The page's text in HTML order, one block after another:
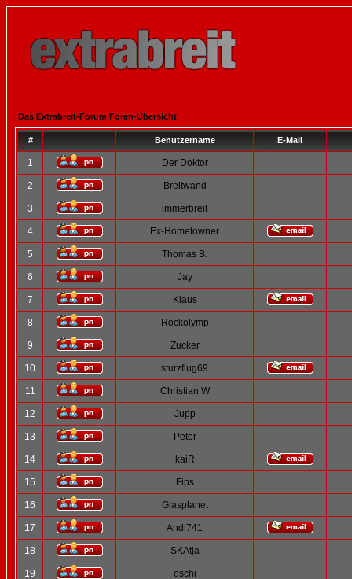
Das Extrabreit-Forum Foren-Übersicht
# Benutzername E-Mail
1 Der Doktor
2 Breitwand
3 immerbreit
4 Ex-Hometowner
5 Thomas B.
6 Jay
7 Klaus
8 Rockolymp
9 Zucker
10 sturzflug69
11 Christian W
12 Jupp
13 Peter
14 kaiR
15 Fips
16 Glasplanet
17 Andi741
18 SKAtja
19 oschi